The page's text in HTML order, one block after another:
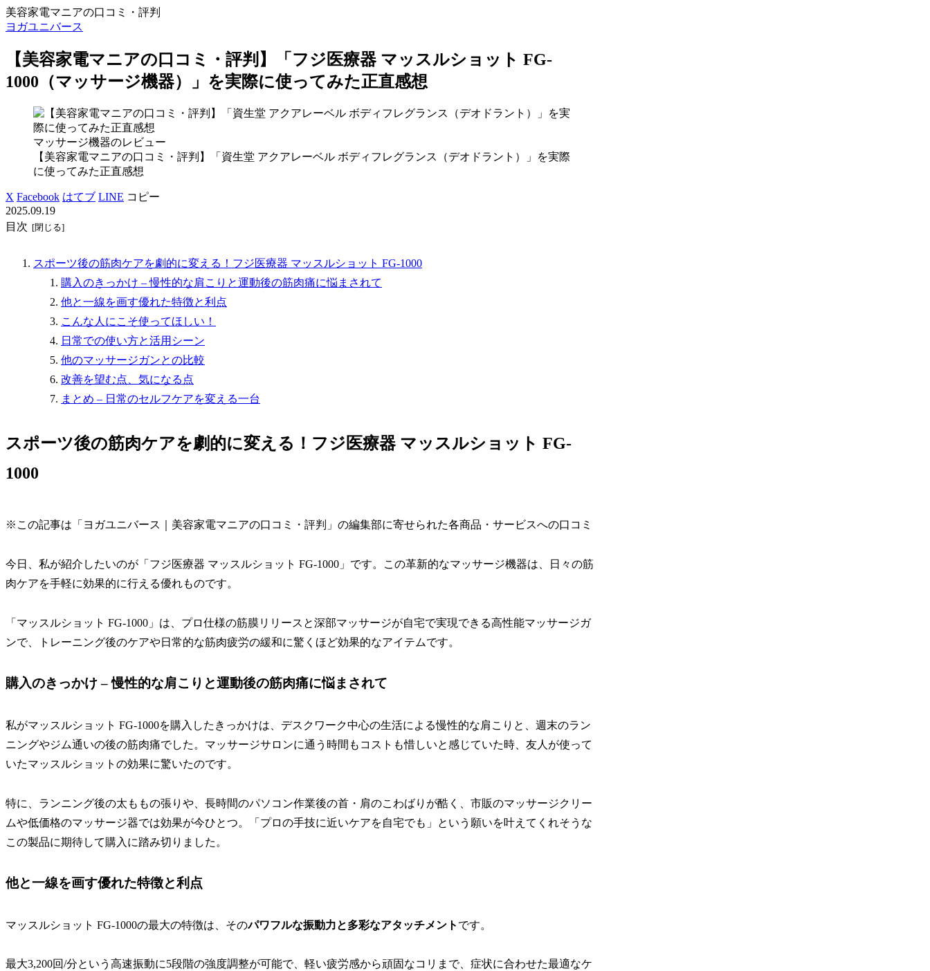
美容家電マニアの口コミ・評判
ヨガユニバース
【美容家電マニアの口コミ・評判】「フジ医療器 マッスルショット FG-
1000（マッサージ機器）」を実際に使ってみた正直感想
マッサージ機器のレビュー
【美容家電マニアの口コミ・評判】「資生堂 アクアレーベル ボディフレグランス（デオドラント）」を実際
に使ってみた正直感想
X Facebook はてブ LINE コピー
2025.09.19
目次
スポーツ後の筋肉ケアを劇的に変える！フジ医療器 マッスルショット FG-1000
購入のきっかけ – 慢性的な肩こりと運動後の筋肉痛に悩まされて
他と一線を画す優れた特徴と利点
こんな人にこそ使ってほしい！
日常での使い方と活用シーン
他のマッサージガンとの比較
改善を望む点、気になる点
まとめ – 日常のセルフケアを変える一台
スポーツ後の筋肉ケアを劇的に変える！フジ医療器 マッスルショット FG-
1000
※この記事は「ヨガユニバース｜美容家電マニアの口コミ・評判」の編集部に寄せられた各商品・サービスへの口コミ
今日、私が紹介したいのが「フジ医療器 マッスルショット FG-1000」です。この革新的なマッサージ機器は、日々の筋
肉ケアを手軽に効果的に行える優れものです。
「マッスルショット FG-1000」は、プロ仕様の筋膜リリースと深部マッサージが自宅で実現できる高性能マッサージガ
ンで、トレーニング後のケアや日常的な筋肉疲労の緩和に驚くほど効果的なアイテムです。
購入のきっかけ – 慢性的な肩こりと運動後の筋肉痛に悩まされて
私がマッスルショット FG-1000を購入したきっかけは、デスクワーク中心の生活による慢性的な肩こりと、週末のラン
ニングやジム通いの後の筋肉痛でした。マッサージサロンに通う時間もコストも惜しいと感じていた時、友人が使って
いたマッスルショットの効果に驚いたのです。
特に、ランニング後の太ももの張りや、長時間のパソコン作業後の首・肩のこわばりが酷く、市販のマッサージクリー
ムや低価格のマッサージ器では効果が今ひとつ。「プロの手技に近いケアを自宅でも」という願いを叶えてくれそうな
この製品に期待して購入に踏み切りました。
他と一線を画す優れた特徴と利点
マッスルショット FG-1000の最大の特徴は、そのパワフルな振動力と多彩なアタッチメント です。
最大3,200回/分という高速振動に5段階の強度調整が可能で、軽い疲労感から頑固なコリまで、症状に合わせた最適なケ